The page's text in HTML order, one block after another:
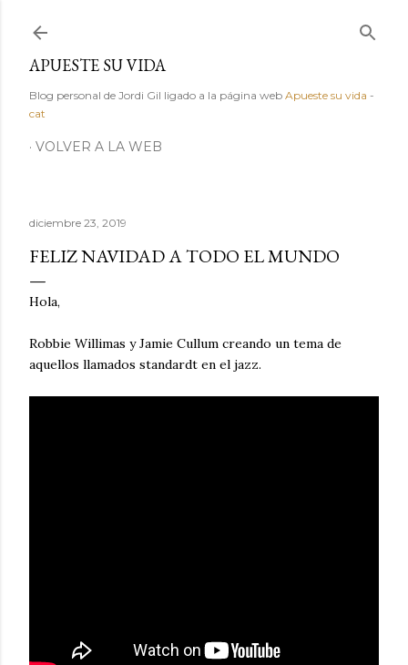
APUESTE SU VIDA
Blog personal de Jordi Gil ligado a la página web Apueste su vida -
cat
VOLVER A LA WEB
diciembre 23, 2019
FELIZ NAVIDAD A TODO EL MUNDO
Hola,
Robbie Willimas y Jamie Cullum creando un tema de
aquellos llamados standardt en el jazz.